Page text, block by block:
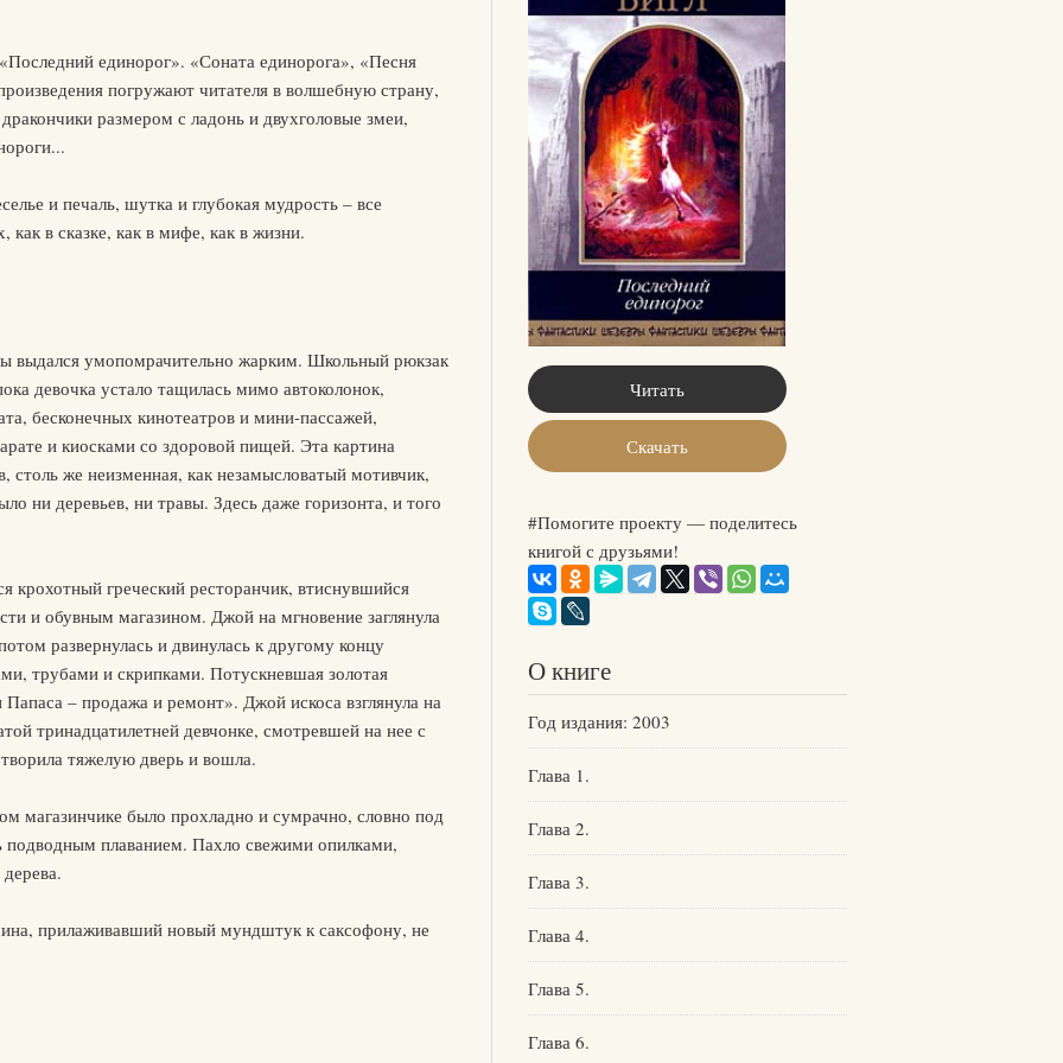
единорог». «Соната единорога», «Песня
погружают читателя в волшебную страну,
размером с ладонь и двухголовые змеи,
и печаль, шутка и глубокая мудрость – все
как в сказке, как в мифе, как в жизни.
выдался умопомрачительно жарким. Школьный рюкзак
девочка устало тащилась мимо автоколонок,
бесконечных кинотеатров и мини-пассажей,
и киосками со здоровой пищей. Эта картина
столь же неизменная, как незамысловатый мотивчик,
ни деревьев, ни травы. Здесь даже горизонта, и того
крохотный греческий ресторанчик, втиснувшийся
и обувным магазином. Джой на мгновение заглянула
развернулась и двинулась к другому концу
трубами и скрипками. Потускневшая золотая
– продажа и ремонт». Джой искоса взглянула на
тринадцатилетней девчонке, смотревшей на нее с
тяжелую дверь и вошла.
магазинчике было прохладно и сумрачно, словно под
подводным плаванием. Пахло свежими опилками,
прилаживавший новый мундштук к саксофону, не
Читать
Скачать
#Помогите проекту — поделитесь
книгой с друзьями!
О книге
Год издания: 2003
Глава 1.
Глава 2.
Глава 3.
Глава 4.
Глава 5.
Глава 6.